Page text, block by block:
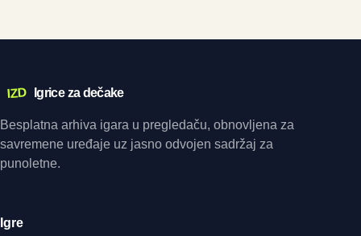
IZD Igrice za dečake
Besplatna arhiva igara u pregledaču, obnovljena za
savremene uređaje uz jasno odvojen sadržaj za
punoletne.
Igre